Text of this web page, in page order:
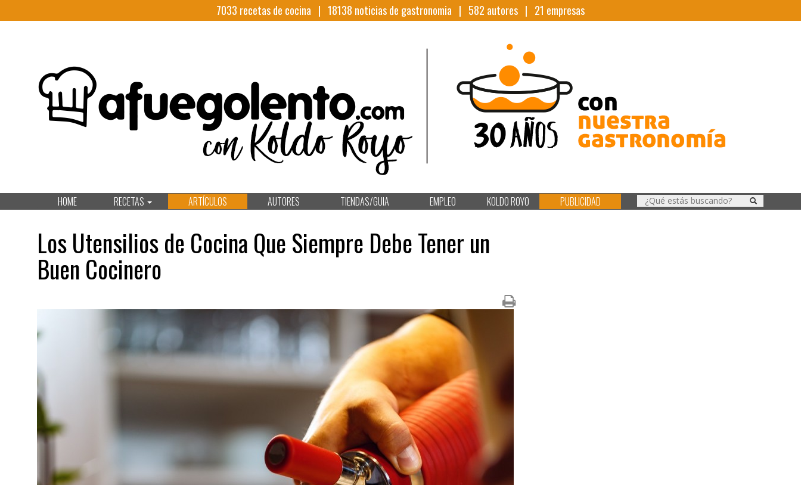
7033 recetas de cocina | 18138 noticias de gastronomia | 582 autores | 21 empresas
HOME RECETAS ARTÍCULOS AUTORES TIENDAS/GUIA EMPLEO KOLDO ROYO PUBLICIDAD
Los Utensilios de Cocina Que Siempre Debe Tener un
Buen Cocinero